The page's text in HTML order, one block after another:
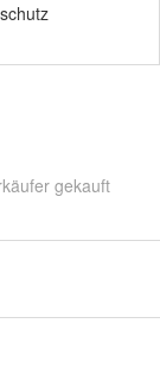
gekauft